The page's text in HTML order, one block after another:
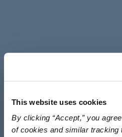
This website uses cookies
By clicking “Accept,” you
of cookies and similar tracking